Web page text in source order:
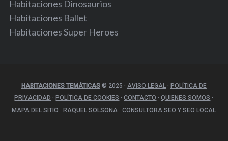
Habitaciones Dinosaurios
Habitaciones Ballet
Habitaciones Super Heroes
HABITACIONES TEMÁTICAS© 2025 · AVISO LEGAL · POLÍTICA DE
PRIVACIDAD · POLÍTICA DE COOKIES · CONTACTO · QUIENES SOMOS ·
MAPA DEL SITIO · RAQUEL SOLSONA · CONSULTORA SEO Y SEO LOCAL